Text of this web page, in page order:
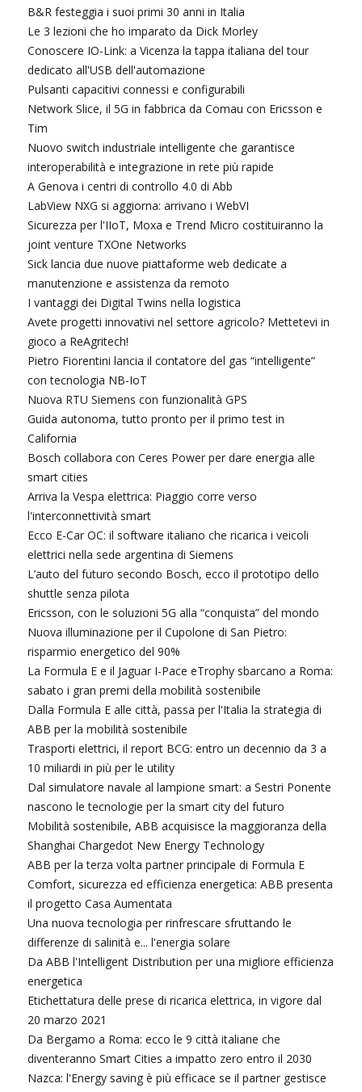
B&R festeggia i suoi primi 30 anni in Italia
Le 3 lezioni che ho imparato da Dick Morley
Conoscere IO-Link: a Vicenza la tappa italiana del tour
dedicato all'USB dell'automazione
Pulsanti capacitivi connessi e configurabili
Network Slice, il 5G in fabbrica da Comau con Ericsson e
Tim
Nuovo switch industriale intelligente che garantisce
interoperabilità e integrazione in rete più rapide
A Genova i centri di controllo 4.0 di Abb
LabView NXG si aggiorna: arrivano i WebVI
Sicurezza per l'IIoT, Moxa e Trend Micro costituiranno la
joint venture TXOne Networks
Sick lancia due nuove piattaforme web dedicate a
manutenzione e assistenza da remoto
I vantaggi dei Digital Twins nella logistica
Avete progetti innovativi nel settore agricolo? Mettetevi in
gioco a ReAgritech!
Pietro Fiorentini lancia il contatore del gas “intelligente”
con tecnologia NB-IoT
Nuova RTU Siemens con funzionalità GPS
Guida autonoma, tutto pronto per il primo test in
California
Bosch collabora con Ceres Power per dare energia alle
smart cities
Arriva la Vespa elettrica: Piaggio corre verso
l'interconnettività smart
Ecco E-Car OC: il software italiano che ricarica i veicoli
elettrici nella sede argentina di Siemens
L’auto del futuro secondo Bosch, ecco il prototipo dello
shuttle senza pilota
Ericsson, con le soluzioni 5G alla “conquista” del mondo
Nuova illuminazione per il Cupolone di San Pietro:
risparmio energetico del 90%
La Formula E e il Jaguar I-Pace eTrophy sbarcano a Roma:
sabato i gran premi della mobilità sostenibile
Dalla Formula E alle città, passa per l'Italia la strategia di
ABB per la mobilità sostenibile
Trasporti elettrici, il report BCG: entro un decennio da 3 a
10 miliardi in più per le utility
Dal simulatore navale al lampione smart: a Sestri Ponente
nascono le tecnologie per la smart city del futuro
Mobilità sostenibile, ABB acquisisce la maggioranza della
Shanghai Chargedot New Energy Technology
ABB per la terza volta partner principale di Formula E
Comfort, sicurezza ed efficienza energetica: ABB presenta
il progetto Casa Aumentata
Una nuova tecnologia per rinfrescare sfruttando le
differenze di salinità e... l'energia solare
Da ABB l'Intelligent Distribution per una migliore efficienza
energetica
Etichettatura delle prese di ricarica elettrica, in vigore dal
20 marzo 2021
Da Bergamo a Roma: ecco le 9 città italiane che
diventeranno Smart Cities a impatto zero entro il 2030
Nazca: l'Energy saving è più efficace se il partner gestisce